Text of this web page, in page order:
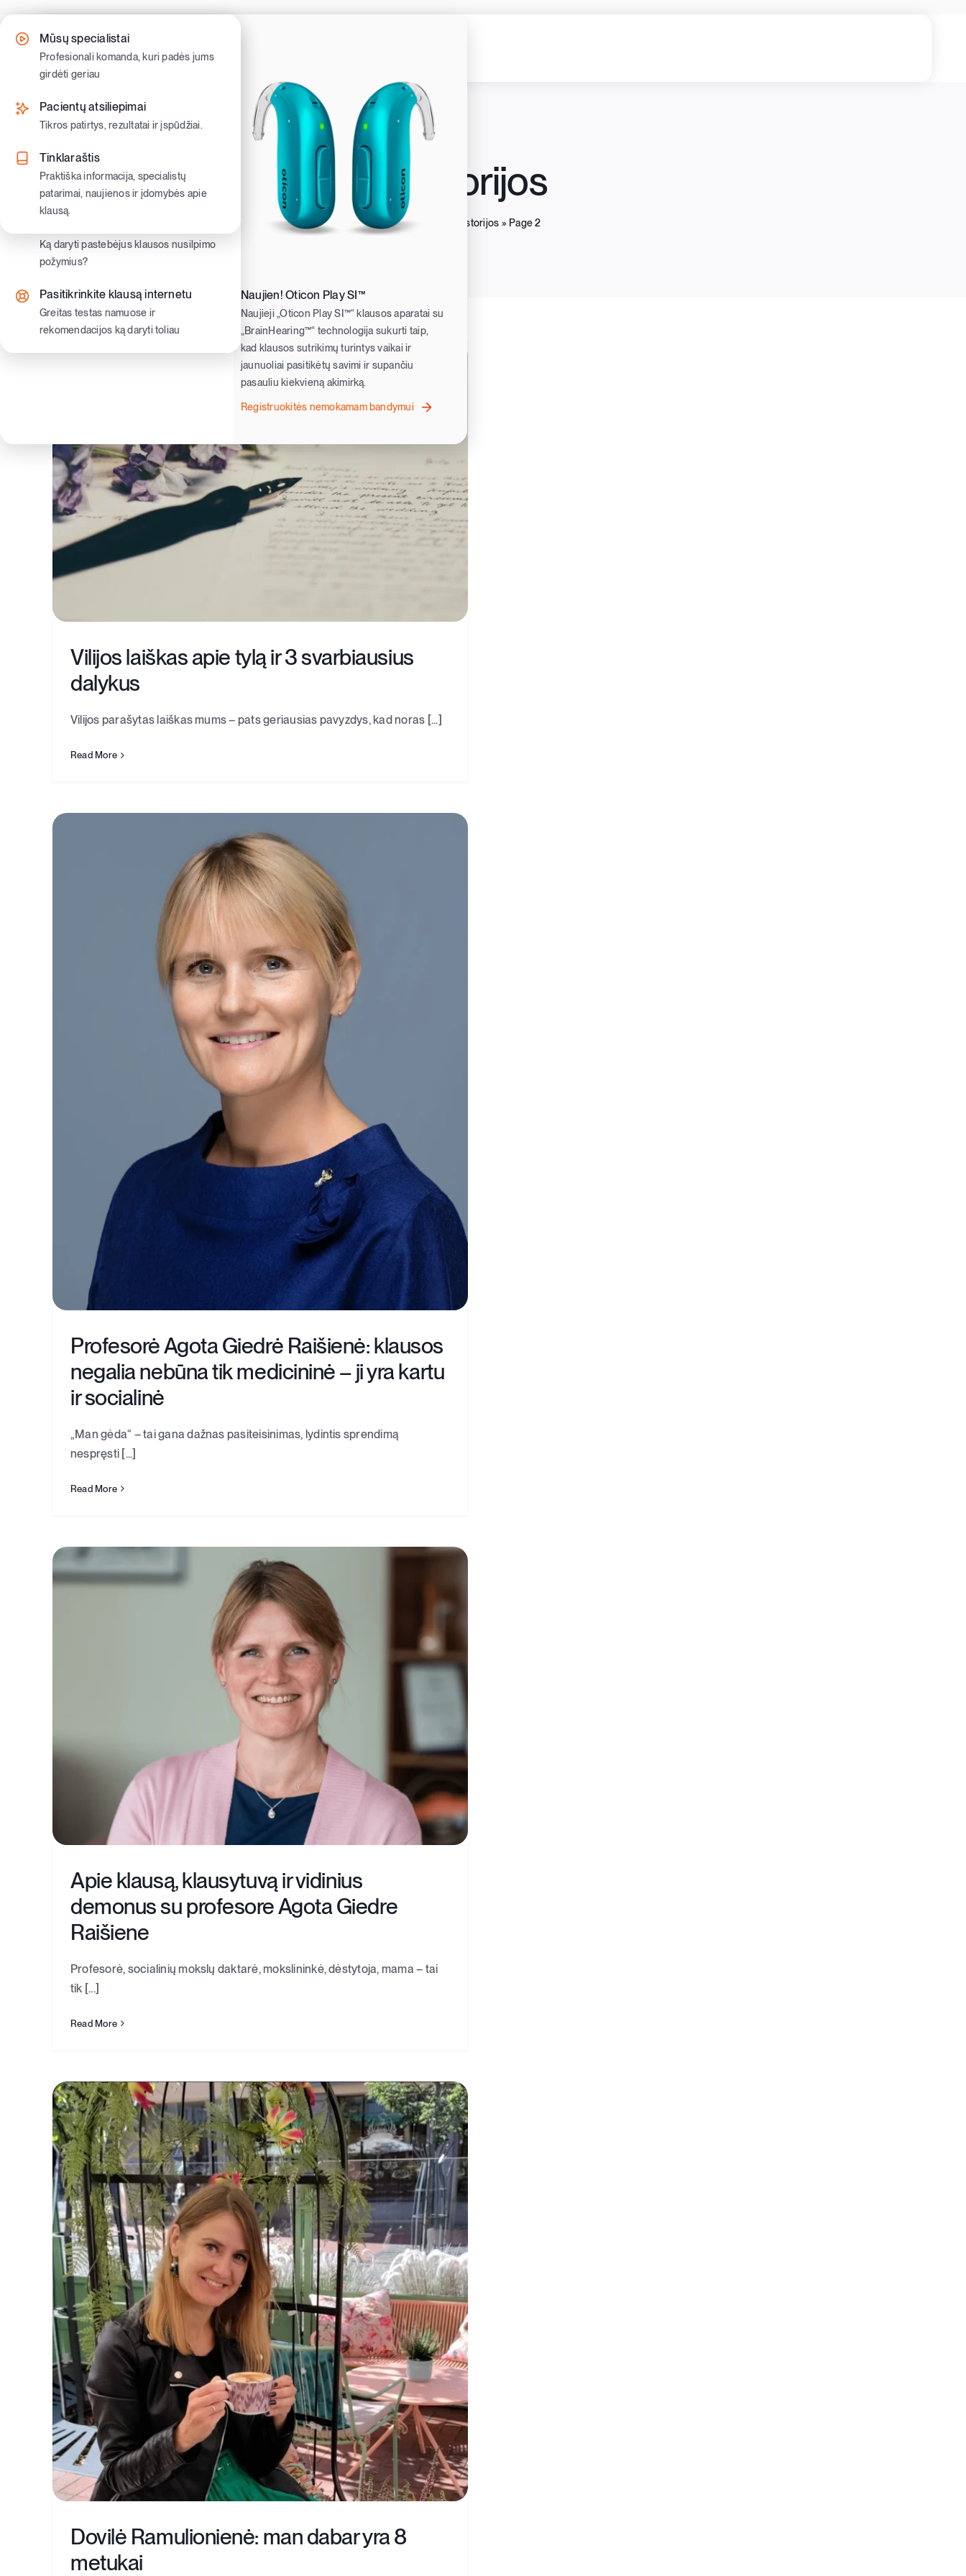
to
content
Istorijos
Istorijos » Page 2
Vilijos laiškas apie tylą ir 3 svarbiausius
dalykus
Vilijos parašytas laiškas mums – pats geriausias pavyzdys, kad noras [...]
Read More
Profesorė Agota Giedrė Raišienė: klausos
negalia nebūna tik medicininė – ji yra kartu
ir socialinė
„Man gėda“ – tai gana dažnas pasiteisinimas, lydintis sprendimą
nespręsti [...]
Read More
Apie klausą, klausytuvą ir vidinius
demonus su profesore Agota Giedre
Raišiene
Profesorė, socialinių mokslų daktarė, mokslininkė, dėstytoja, mama – tai
tik [...]
Read More
Dovilė Ramulionienė: man dabar yra 8
metukai
Kaip gauti klausos aparatus
Sužinokite kaip pasinaudoti valstybine
kompensacija ir gauti nemokamus
Klausos aparatų tipai
Moderniausi klausos aparatai
Oticon ir Philips aparatai
Priedai patogumui, priežiūrai ir
geresniam girdėjimui kasdien
Naujien! Oticon Play SI™
Naujieji „Oticon Play SI™“ klausos aparatai su
„BrainHearing™“ technologija sukurti taip,
kad klausos sutrikimų turintys vaikai ir
jaunuoliai pasitikėtų savimi ir supančiu
pasauliu kiekvieną akimirką.
Registruokitės nemokamam bandymui
Klausos nusilpimo simptomai
Atpažinkite pirmuosius ženklus ir
pradėkite veikti laiku.
Klausos nusilpimo tipai
Sužinokite skirtumus ir ką jie reiškia
Gyvenimas su nusilpusia klausa
Patarimai kasdienybei, bendravimui ir
pasitikėjimui savimi
Ką daryti pastebėjus klausos nusilpimo
požymius?
Pasitikrinkite klausą internetu
Greitas testas namuose ir
rekomendacijos ką daryti toliau
Mūsų specialistai
Profesionali komanda, kuri padės jums
girdėti geriau
Pacientų atsiliepimai
Tikros patirtys, rezultatai ir įspūdžiai.
Tinklaraštis
Praktiška informacija, specialistų
patarimai, naujienos ir įdomybės apie
klausą.